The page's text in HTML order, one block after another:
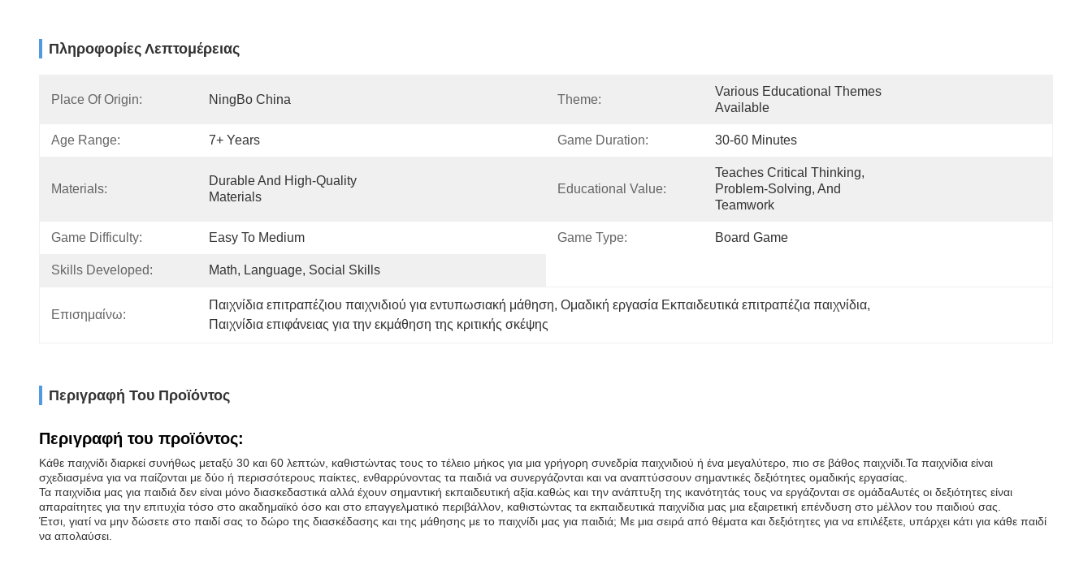
Πληροφορίες Λεπτομέρειας
Place Of Origin: NingBo China Theme:
Various Educational Themes
Available
Age Range: 7+ Years Game Duration: 30-60 Minutes
Materials:
Durable And High-Quality
Materials
Educational Value:
Teaches Critical Thinking,
Problem-Solving, And
Teamwork
Game Difficulty: Easy To Medium Game Type: Board Game
Skills Developed: Math, Language, Social Skills
Επισημαίνω:
Παιχνίδια επιτραπέζιου παιχνιδιού για εντυπωσιακή μάθηση, Ομαδική εργασία Εκπαιδευτικά επιτραπέζια παιχνίδια,
Παιχνίδια επιφάνειας για την εκμάθηση της κριτικής σκέψης
Περιγραφή Του Προϊόντος
Περιγραφή του προϊόντος:
Κάθε παιχνίδι διαρκεί συνήθως μεταξύ 30 και 60 λεπτών, καθιστώντας τους το τέλειο μήκος για μια γρήγορη συνεδρία παιχνιδιού ή ένα μεγαλύτερο, πιο σε βάθος παιχνίδι.Τα παιχνίδια είναι
σχεδιασμένα για να παίζονται με δύο ή περισσότερους παίκτες, ενθαρρύνοντας τα παιδιά να συνεργάζονται και να αναπτύσσουν σημαντικές δεξιότητες ομαδικής εργασίας.
Τα παιχνίδια μας για παιδιά δεν είναι μόνο διασκεδαστικά αλλά έχουν σημαντική εκπαιδευτική αξία.καθώς και την ανάπτυξη της ικανότητάς τους να εργάζονται σε ομάδαΑυτές οι δεξιότητες είναι
απαραίτητες για την επιτυχία τόσο στο ακαδημαϊκό όσο και στο επαγγελματικό περιβάλλον, καθιστώντας τα εκπαιδευτικά παιχνίδια μας μια εξαιρετική επένδυση στο μέλλον του παιδιού σας.
Έτσι, γιατί να μην δώσετε στο παιδί σας το δώρο της διασκέδασης και της μάθησης με το παιχνίδι μας για παιδιά; Με μια σειρά από θέματα και δεξιότητες για να επιλέξετε, υπάρχει κάτι για κάθε παιδί
να απολαύσει.